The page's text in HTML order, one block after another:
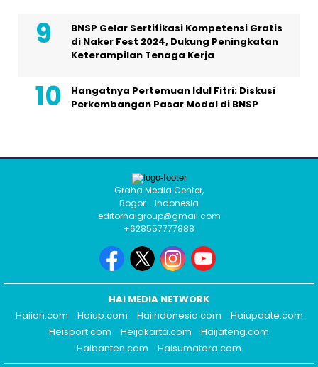
BNSP Gelar Sertifikasi Kompetensi Gratis
di Naker Fest 2024, Dukung Peningkatan
Keterampilan Tenaga Kerja
Hangatnya Pertemuan Idul Fitri: Diskusi
Perkembangan Pasar Modal di BNSP
Graha Media Center,
Bogor - Indonesia
editorhaigroup@gmail.com
+628557777888
HAI MEDIA NETWORK
Haiidn.com
Haiup.com Haiindonesia.com
Haiupdate.com
Heisport.com
Heijakarta.com
Haijateng.com
Haibanten.com
Haisumatera.com